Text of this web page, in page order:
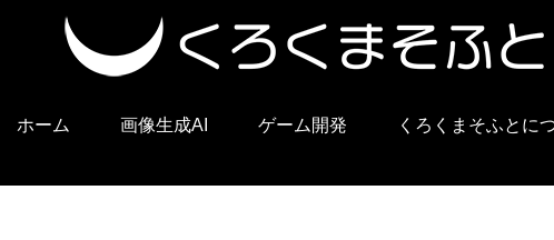
ホーム 画像生成AI ゲーム開発 くろくまそふとに